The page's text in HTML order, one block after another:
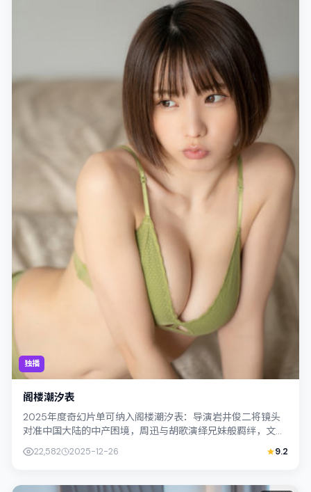
独播
阁楼潮汐表
2025年度奇幻片单可纳入阁楼潮汐表：导演岩井俊二将镜头
对准中国大陆的中产困境，周迅与胡歌演绎兄妹般羁绊，文本
层面兼顾悬疑线索与情感救赎，搜索引...
22,582 2025-12-26 9.2